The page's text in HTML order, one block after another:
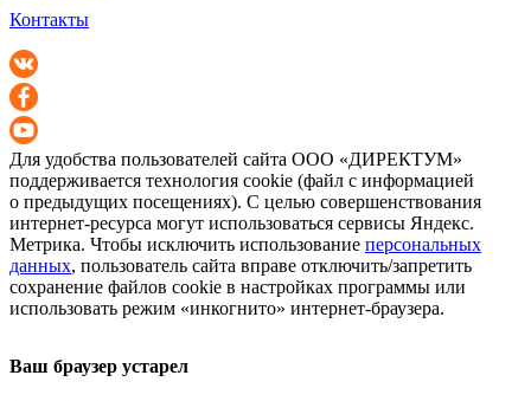
Контакты
Для удобства пользователей сайта ООО «ДИРЕКТУМ»
поддерживается технология cookie (файл с информацией
о предыдущих посещениях). С целью совершенствования
интернет-ресурса могут использоваться сервисы Яндекс.
Метрика. Чтобы исключить использование персональных
данных, пользователь сайта вправе отключить/запретить
сохранение файлов cookie в настройках программы или
использовать режим «инкогнито» интернет-браузера.
Ваш браузер устарел